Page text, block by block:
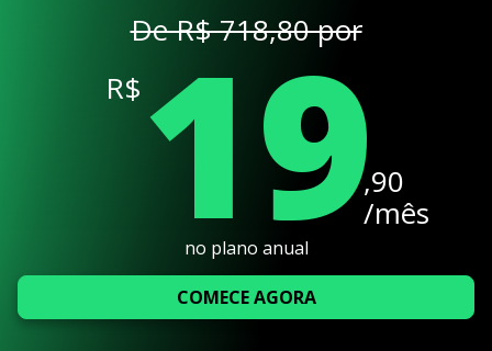
De R$ 718,80 por
R$ 19,90
/mês
no plano anual
COMECE AGORA